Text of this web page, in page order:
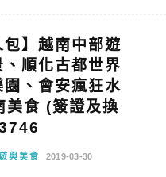
包】越南中部遊
順化古都世界
、會安瘋狂水
美食 (簽證及換
與美食 2019-03-30